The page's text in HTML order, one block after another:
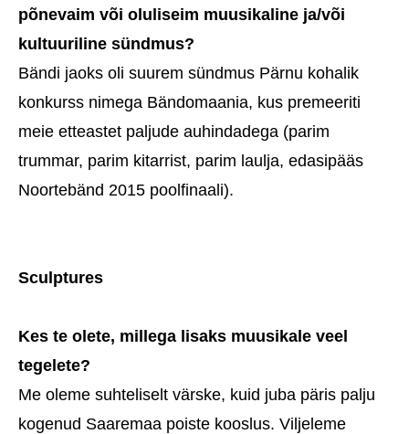
põnevaim või oluliseim muusikaline ja/või
kultuuriline sündmus?
Bändi jaoks oli suurem sündmus Pärnu kohalik
konkurss nimega Bändomaania, kus premeeriti
meie etteastet paljude auhindadega (parim
trummar, parim kitarrist, parim laulja, edasipääs
Noortebänd 2015 poolfinaali).
Sculptures
Kes te olete, millega lisaks muusikale veel
tegelete?
Me oleme suhteliselt värske, kuid juba päris palju
kogenud Saaremaa poiste kooslus. Viljeleme